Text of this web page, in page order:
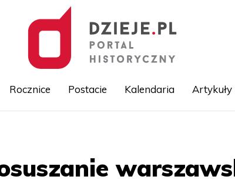
Rocznice Postacie Kalendaria Artykuły